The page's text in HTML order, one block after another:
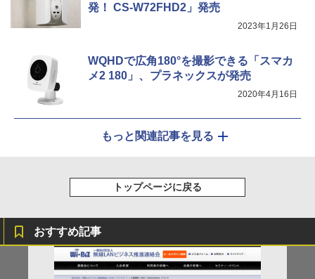
発！ CS-W72FHD2」発売
2023年1月26日
WQHDで広角180°を撮影できる「スマカ
メ2 180」、プラネックスが発売
2020年4月16日
もっと関連記事を見る
トップページに戻る
おすすめ記事